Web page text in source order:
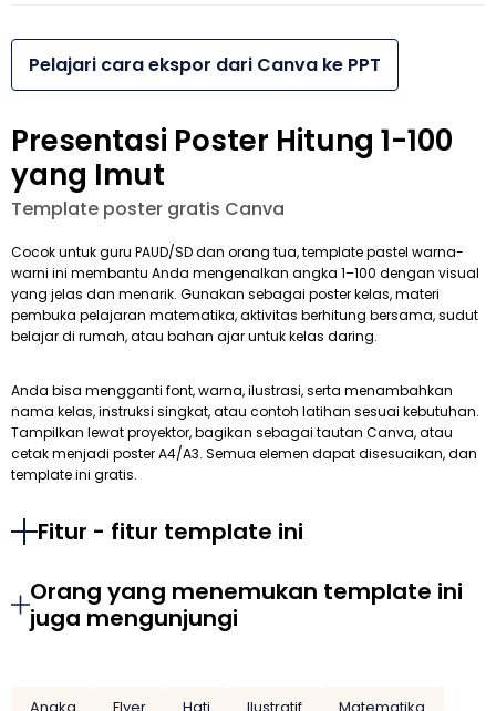
Pelajari cara ekspor dari Canva ke PPT
Presentasi Poster Hitung 1-100
yang Imut
Template poster gratis Canva
Cocok untuk guru PAUD/SD dan orang tua, template pastel warna-
warni ini membantu Anda mengenalkan angka 1–100 dengan visual
yang jelas dan menarik. Gunakan sebagai poster kelas, materi
pembuka pelajaran matematika, aktivitas berhitung bersama, sudut
belajar di rumah, atau bahan ajar untuk kelas daring.
Anda bisa mengganti font, warna, ilustrasi, serta menambahkan
nama kelas, instruksi singkat, atau contoh latihan sesuai kebutuhan.
Tampilkan lewat proyektor, bagikan sebagai tautan Canva, atau
cetak menjadi poster A4/A3. Semua elemen dapat disesuaikan, dan
template ini gratis.
Fitur - fitur template ini
Orang yang menemukan template ini
juga mengunjungi